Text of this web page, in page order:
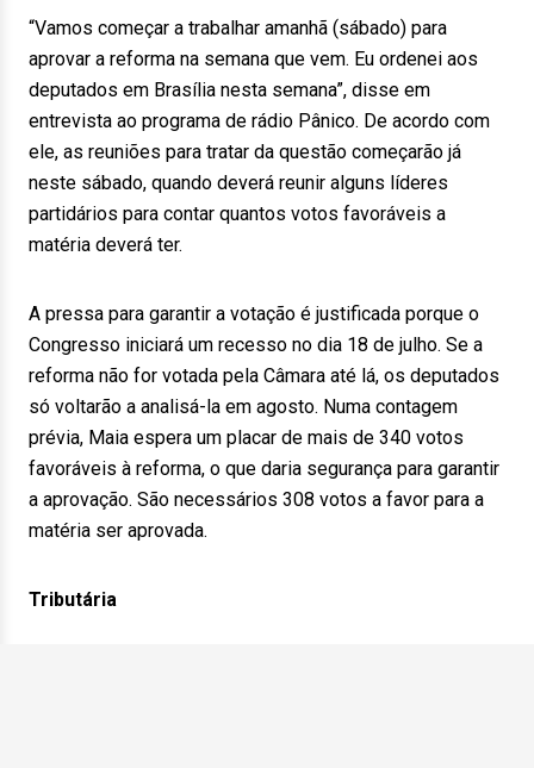
“Vamos começar a trabalhar amanhã (sábado) para
aprovar a reforma na semana que vem. Eu ordenei aos
deputados em Brasília nesta semana”, disse em
entrevista ao programa de rádio Pânico. De acordo com
ele, as reuniões para tratar da questão começarão já
neste sábado, quando deverá reunir alguns líderes
partidários para contar quantos votos favoráveis a
matéria deverá ter.
A pressa para garantir a votação é justificada porque o
Congresso iniciará um recesso no dia 18 de julho. Se a
reforma não for votada pela Câmara até lá, os deputados
só voltarão a analisá-la em agosto. Numa contagem
prévia, Maia espera um placar de mais de 340 votos
favoráveis à reforma, o que daria segurança para garantir
a aprovação. São necessários 308 votos a favor para a
matéria ser aprovada.
Tributária